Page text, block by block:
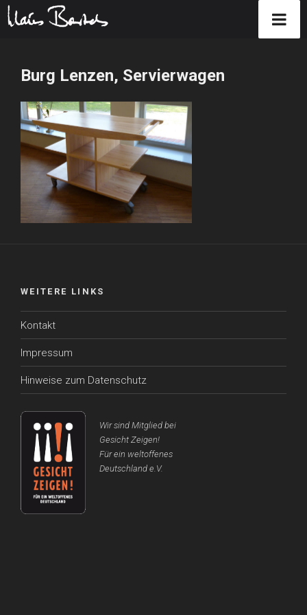
springenBurg Lenzen, Servierwagen
WEITERE LINKS
Kontakt
Impressum
Hinweise zum Datenschutz
Wir sind Mitglied bei
Gesicht Zeigen!
Für ein weltoffenes
Deutschland e.V.